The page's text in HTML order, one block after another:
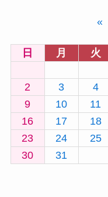
«
日 月 火
2
3 4
9
10 11
16
17 18
23
24 25
30
31